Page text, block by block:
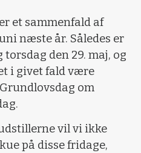
et sammenfald af
næste år. Således er
den 29. maj, og
i givet fald være
om
vil vi ikke
på disse fridage,